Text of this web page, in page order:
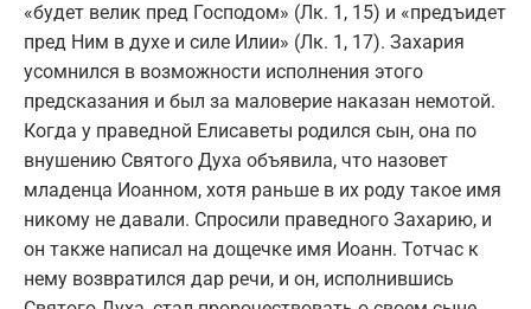
«будет велик пред Господом» (Лк. 1, 15) и «предъидет
пред Ним в духе и силе Илии» (Лк. 1, 17). Захария
усомнился в возможности исполнения этого
предсказания и был за маловерие наказан немотой.
Когда у праведной Елисаветы родился сын, она по
внушению Святого Духа объявила, что назовет
младенца Иоанном, хотя раньше в их роду такое имя
никому не давали. Спросили праведного Захарию, и
он также написал на дощечке имя Иоанн. Тотчас к
нему возвратился дар речи, и он, исполнившись